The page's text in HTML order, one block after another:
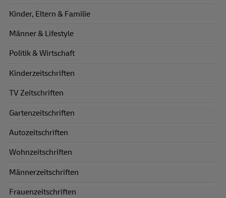
Kinder, Eltern & Familie
Männer & Lifestyle
Politik & Wirtschaft
Kinderzeitschriften
TV Zeitschriften
Gartenzeitschriften
Autozeitschriften
Wohnzeitschriften
Männerzeitschriften
Frauenzeitschriften